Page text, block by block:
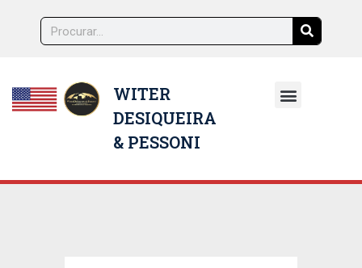
WITER
DESIQUEIRA
& PESSONI